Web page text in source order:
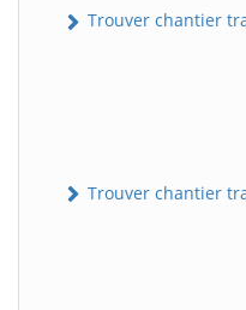
Trouver chantier
Trouver chantier